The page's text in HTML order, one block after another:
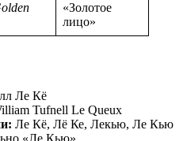
«Золотое
лицо»
Ле Кё
Tufnell Le Queux
Ле Кё, Лё Ке, Лекью, Ле Кью